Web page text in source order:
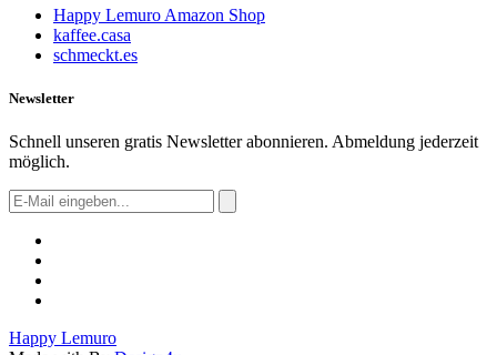
Happy Lemuro Amazon Shop
kaffee.casa
schmeckt.es
Newsletter
Schnell unseren gratis Newsletter abonnieren. Abmeldung jederzeit
möglich.
Happy Lemuro